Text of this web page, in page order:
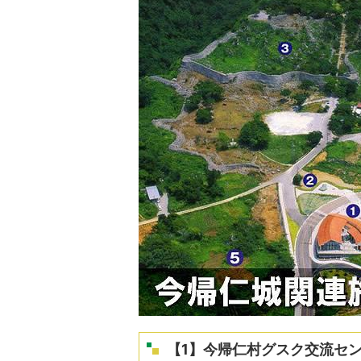
【1】今帰仁村グスク交流セ